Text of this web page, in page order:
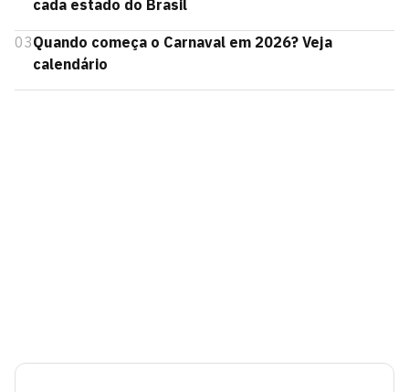
cada estado do Brasil
03Quando começa o Carnaval em 2026? Veja
calendário